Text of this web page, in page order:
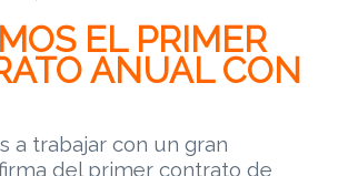
EL PRIMER
ANUAL CON
a trabajar con un gran
del primer contrato de